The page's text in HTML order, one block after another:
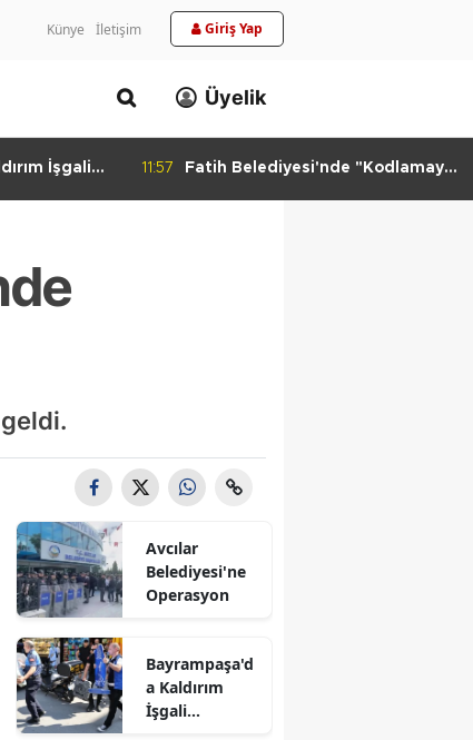
Künye İletişim Giriş Yap
Üyelik
İşgali
11:57
Fatih Belediyesi'nde "Kodlamaya
Avcılar
Belediyesi'ne
Operasyon
Bayrampaşa'd
a Kaldırım
İşgali